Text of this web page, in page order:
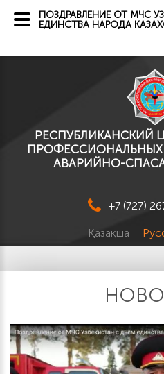
РЕСПУБЛИКАНСКИЙ
АВАРИЙНО-
+7 (727)
Қазақша
ПОЗДРАВЛЕНИЕ ОТ МЧС
ЕДИНСТВА НАРОДА